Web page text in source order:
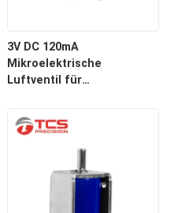
3V DC 120mA
Mikroelektrische
Luftventil für